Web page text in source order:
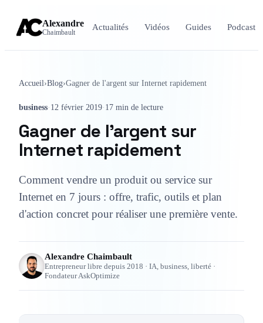
Alexandre
Chaimbault
Actualités Vidéos Guides Podcast
Accueil›Blog›Gagner de l'argent sur Internet rapidement
business·12 février 2019·17 min de lecture
Gagner de l'argent sur
Internet rapidement
Comment vendre un produit ou service sur
Internet en 7 jours : offre, trafic, outils et plan
d'action concret pour réaliser une première vente.
Alexandre Chaimbault
Entrepreneur libre depuis 2018 · IA, business, liberté ·
Fondateur AskOptimize